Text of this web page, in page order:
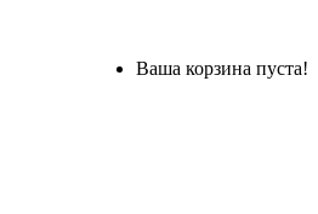
Ваша корзина пуста!